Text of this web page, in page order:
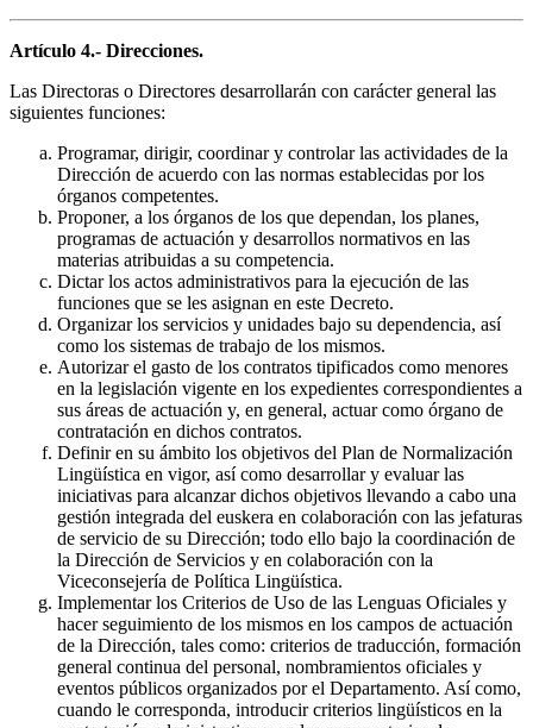
Artículo 4.- Direcciones.
Las Directoras o Directores desarrollarán con carácter general las
siguientes funciones:
Programar, dirigir, coordinar y controlar las actividades de la
Dirección de acuerdo con las normas establecidas por los
órganos competentes.
Proponer, a los órganos de los que dependan, los planes,
programas de actuación y desarrollos normativos en las
materias atribuidas a su competencia.
Dictar los actos administrativos para la ejecución de las
funciones que se les asignan en este Decreto.
Organizar los servicios y unidades bajo su dependencia, así
como los sistemas de trabajo de los mismos.
Autorizar el gasto de los contratos tipificados como menores
en la legislación vigente en los expedientes correspondientes a
sus áreas de actuación y, en general, actuar como órgano de
contratación en dichos contratos.
Definir en su ámbito los objetivos del Plan de Normalización
Lingüística en vigor, así como desarrollar y evaluar las
iniciativas para alcanzar dichos objetivos llevando a cabo una
gestión integrada del euskera en colaboración con las jefaturas
de servicio de su Dirección; todo ello bajo la coordinación de
la Dirección de Servicios y en colaboración con la
Viceconsejería de Política Lingüística.
Implementar los Criterios de Uso de las Lenguas Oficiales y
hacer seguimiento de los mismos en los campos de actuación
de la Dirección, tales como: criterios de traducción, formación
general continua del personal, nombramientos oficiales y
eventos públicos organizados por el Departamento. Así como,
cuando le corresponda, introducir criterios lingüísticos en la